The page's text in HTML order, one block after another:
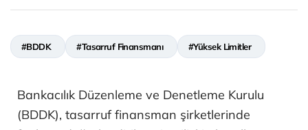
#BDDK #Tasarruf Finansmanı #Yüksek Limitler
Bankacılık Düzenleme ve Denetleme Kurulu
(BDDK), tasarruf finansman şirketlerinde